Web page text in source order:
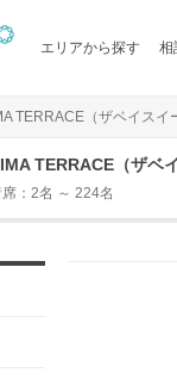
エリアから探す 相
TERRACE（ザベイスイ
TERRACE（ザベ
：2名 ～ 224名